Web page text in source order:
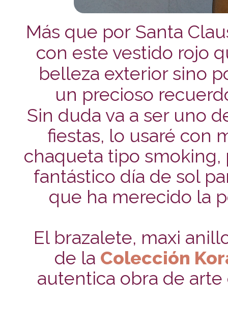
Más que por Santa
con este vestido rojo
belleza exterior sino
un precioso
Sin duda va a ser uno
fiestas, lo usaré con
chaqueta tipo
fantástico día de sol
que ha merecido la
El brazalete, maxi
de la Colección
autentica obra de